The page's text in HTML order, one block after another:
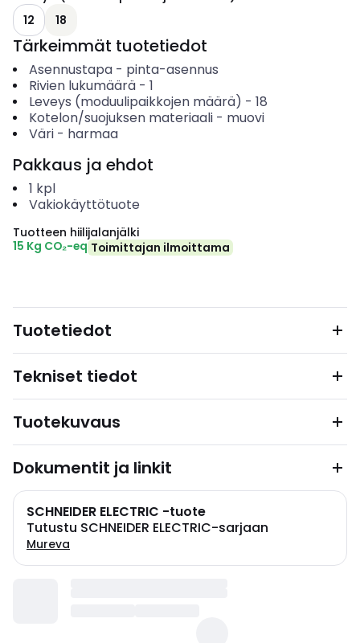
12 18
Tärkeimmät tuotetiedot
Asennustapa- pinta-asennus
Rivien lukumäärä- 1
Leveys (moduulipaikkojen määrä) - 18
Kotelon/suojuksen materiaali- muovi
Väri- harmaa
Pakkaus ja ehdot
1 kpl
Vakiokäyttötuote
Tuotteen hiilijalanjälki
15 Kg CO₂-eq Toimittajan ilmoittama
Tuotetiedot
Tekniset tiedot
Tuotekuvaus
Dokumentit ja linkit
SCHNEIDER ELECTRIC -tuote
Tutustu SCHNEIDER ELECTRIC-sarjaan
Mureva